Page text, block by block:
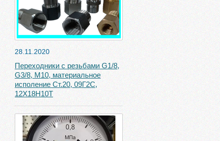
28.11.2020
Переходники с резьбами G1/8,
G3/8, М10, материальное
исполение Ст.20, 09Г2С,
12Х18Н10Т